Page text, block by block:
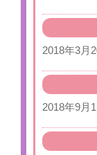
2018年3月
2018年9月